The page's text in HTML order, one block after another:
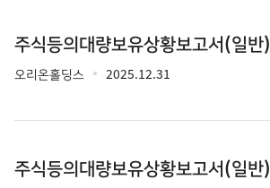
주식등의대량보유상황보고서(일반)
오리온홀딩스 2025.12.31
주식등의대량보유상황보고서(일반)